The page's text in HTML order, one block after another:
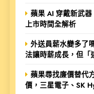
蘋果 AI 穿戴新武
上市時間全解析
外送員薪水變多了
法讓時薪成長，但「
蘋果尋找廉價替代
價，三星電子、SK